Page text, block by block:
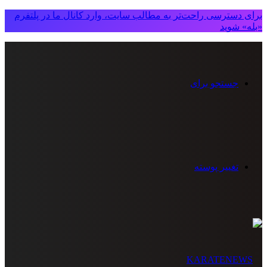
برای دسترسی راحت‌تر به مطالب سایت، وارد کانال ما در پلتفرم
«بله» شوید
جستجو برای
تغییر پوسته